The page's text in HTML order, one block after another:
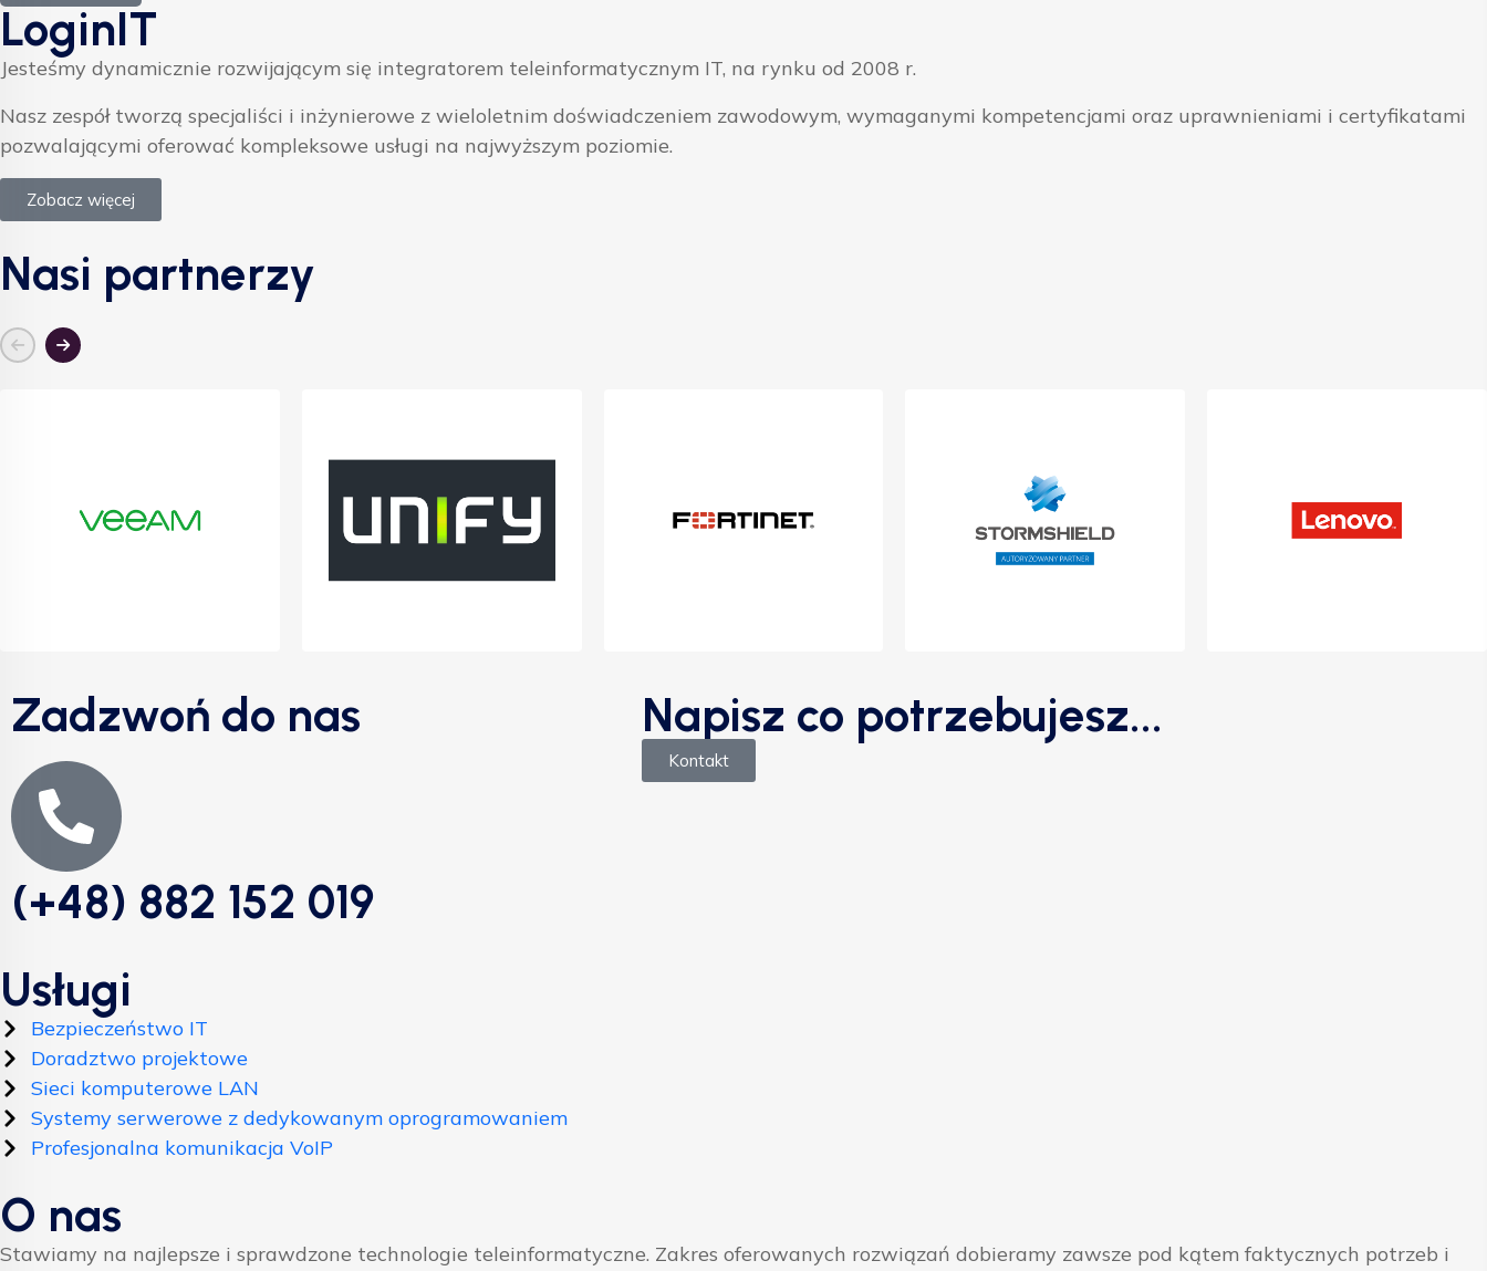
LoginIT
Jesteśmy dynamicznie rozwijającym się integratorem teleinformatycznym IT, na rynku od 2008 r.
Nasz zespół tworzą specjaliści i inżynierowe z wieloletnim doświadczeniem zawodowym, wymaganymi kompetencjami oraz uprawnieniami i certyfikatami
pozwalającymi oferować kompleksowe usługi na najwyższym poziomie.
Zobacz więcej
Nasi partnerzy
Zadzwoń do nas
(+48) 882 152 019
Napisz co potrzebujesz...
Kontakt
Usługi
Bezpieczeństwo IT
Doradztwo projektowe
Sieci komputerowe LAN
Systemy serwerowe z dedykowanym oprogramowaniem
Profesjonalna komunikacja VoIP
O nas
Stawiamy na najlepsze i sprawdzone technologie teleinformatyczne. Zakres oferowanych rozwiązań dobieramy zawsze pod kątem faktycznych potrzeb i